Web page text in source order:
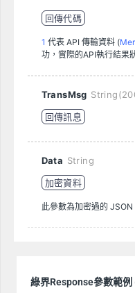
回傳代碼
1 代表 API 傳輸資料 (
功，實際的API執行結果
TransMsg
回傳訊息
Data String
加密資料
此參數為加密過的 JSON
綠界Response參數範